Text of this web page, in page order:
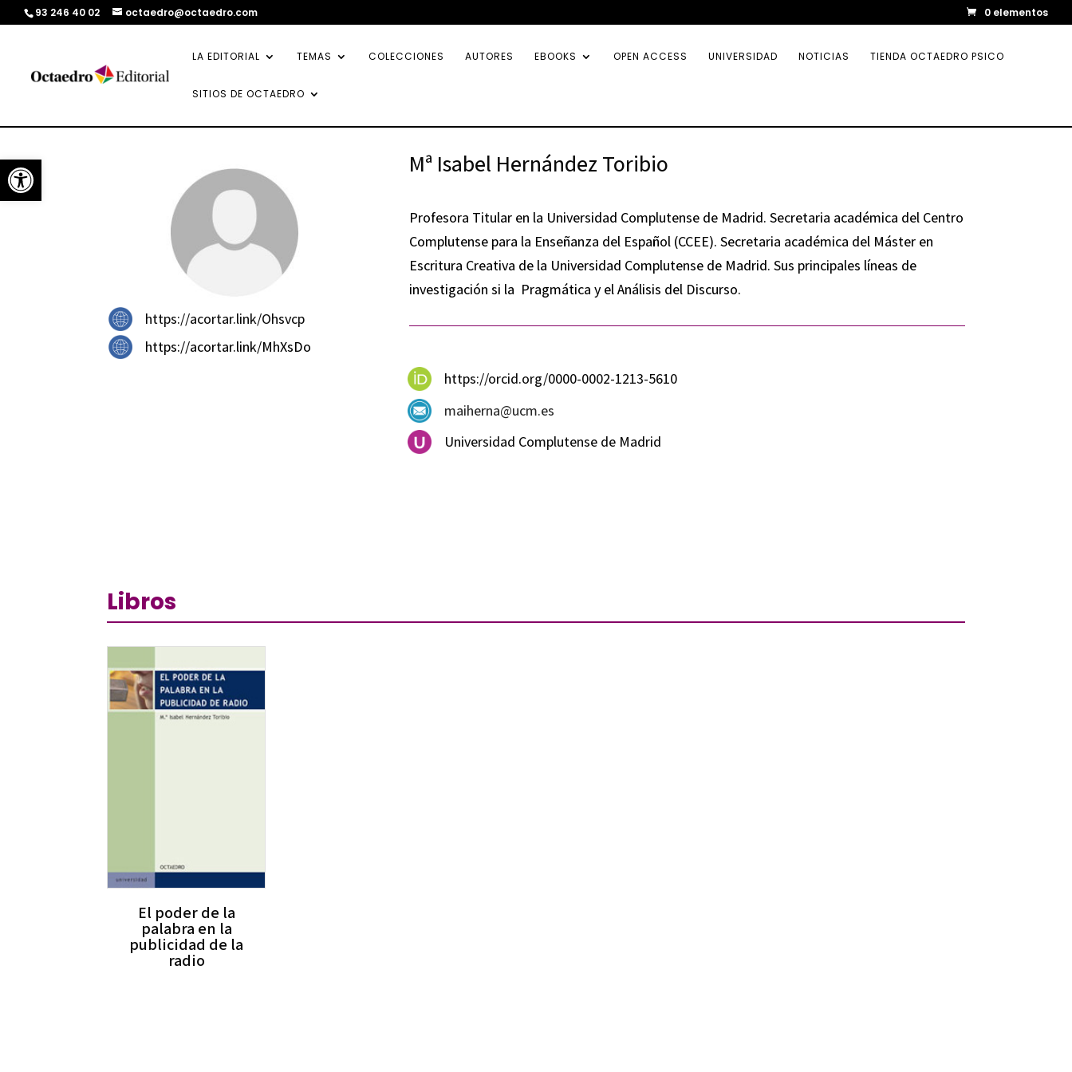
Abrir barra de herramientas
93 246 40 02 octaedro@octaedro.com 0 elementos
LA EDITORIAL TEMAS COLECCIONES AUTORES EBOOKS OPEN ACCESS UNIVERSIDAD NOTICIAS TIENDA OCTAEDRO PSICO
SITIOS DE OCTAEDRO
https://acortar.link/Ohsvcp
https://acortar.link/MhXsDo
Mª Isabel Hernández Toribio
Profesora Titular en la Universidad Complutense de Madrid. Secretaria académica del Centro
Complutense para la Enseñanza del Español (CCEE). Secretaria académica del Máster en
Escritura Creativa de la Universidad Complutense de Madrid. Sus principales líneas de
investigación si la Pragmática y el Análisis del Discurso.
https://orcid.org/0000-0002-1213-5610
maiherna@ucm.es
Universidad Complutense de Madrid
Libros
El poder de la
palabra en la
publicidad de la
radio